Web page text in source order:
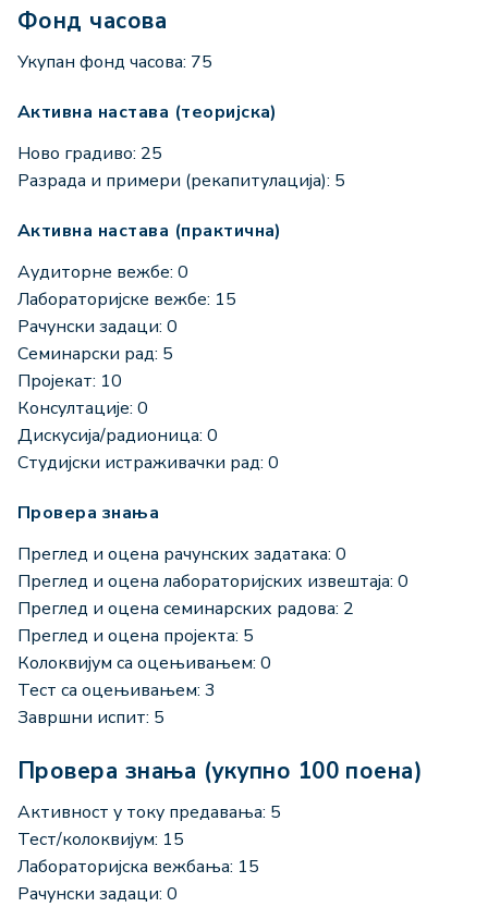
Фонд часова
Укупан фонд часова: 75
Активна настава (теоријска)
Ново градиво: 25
Разрада и примери (рекапитулација): 5
Активна настава (практична)
Аудиторне вежбе: 0
Лабораторијске вежбе: 15
Рачунски задаци: 0
Семинарски рад: 5
Пројекат: 10
Консултације: 0
Дискусија/радионица: 0
Студијски истраживачки рад: 0
Провера знања
Преглед и оцена рачунских задатака: 0
Преглед и оцена лабораторијских извештаја: 0
Преглед и оцена семинарских радова: 2
Преглед и оцена пројекта: 5
Колоквијум са оцењивањем: 0
Тест са оцењивањем: 3
Завршни испит: 5
Провера знања (укупно 100 поена)
Активност у току предавања: 5
Тест/колоквијум: 15
Лабораторијска вежбања: 15
Рачунски задаци: 0